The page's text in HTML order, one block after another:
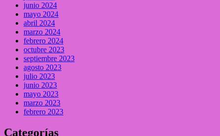
junio 2024
mayo 2024
abril 2024
marzo 2024
febrero 2024
octubre 2023
septiembre 2023
agosto 2023
julio 2023
junio 2023
mayo 2023
marzo 2023
febrero 2023
Categorías